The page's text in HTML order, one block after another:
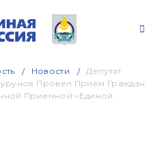
Новости
Депутат
Провел Прием Граждан
Приемной «Единой